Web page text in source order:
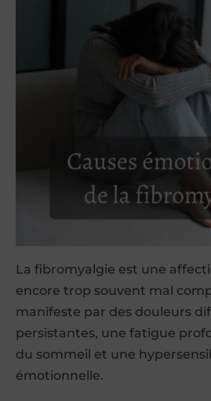
La fibromyalgie est une
encore trop souvent mal
manifeste par des douleurs
persistantes, une fatigue
du sommeil et une
émotionnelle.